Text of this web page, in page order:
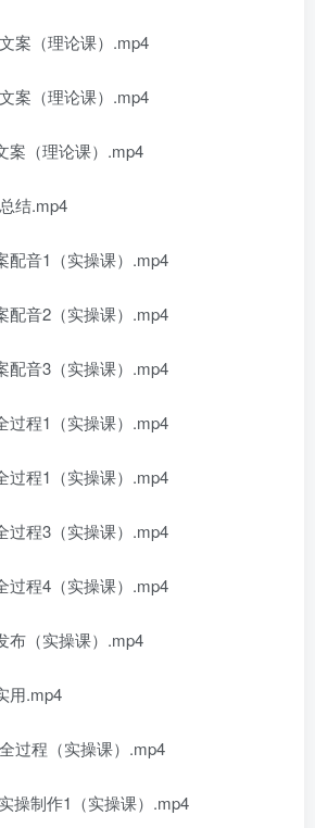
案（理论课）.mp4
案（理论课）.mp4
案（理论课）.mp4
结.mp4
配音1（实操课）.mp4
配音2（实操课）.mp4
配音3（实操课）.mp4
过程1（实操课）.mp4
过程1（实操课）.mp4
过程3（实操课）.mp4
过程4（实操课）.mp4
布（实操课）.mp4
用.mp4
过程（实操课）.mp4
操制作1（实操课）.mp4